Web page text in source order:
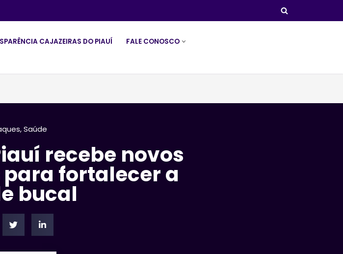
CAJAZEIRAS DO PIAUÍ
FALE CONOSCO
,Saúde
recebe novos
fortalecer a
bucal